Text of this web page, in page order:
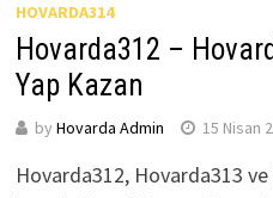
HOVARDA314
Hovarda312 –
Yap Kazan
by Hovarda Admin 15 Nisan
Hovarda312, Hovarda313